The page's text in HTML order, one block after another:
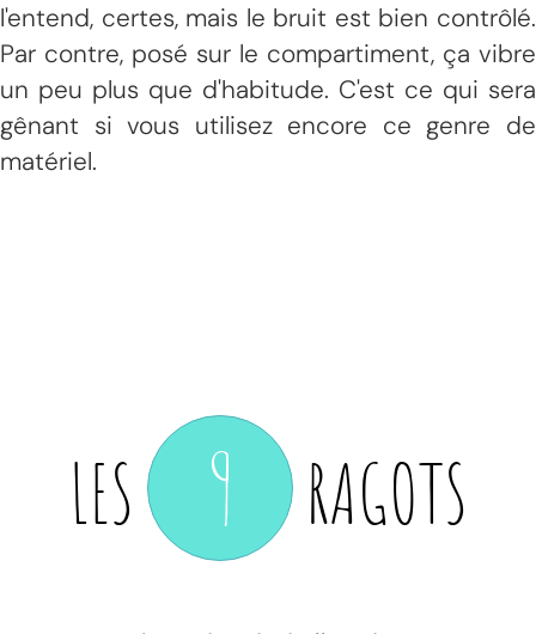
l'entend, certes, mais le bruit est bien contrôlé.
Par contre, posé sur le compartiment, ça vibre
un peu plus que d'habitude. C'est ce qui sera
gênant si vous utilisez encore ce genre de
matériel.
LES 9 RAGOTS